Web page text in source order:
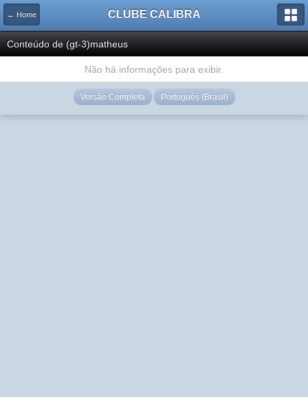
← Home CLUBE CALIBRA
Conteúdo de (gt-3)matheus
Não há informações para exibir.
Versão Completa Português (Brasil)